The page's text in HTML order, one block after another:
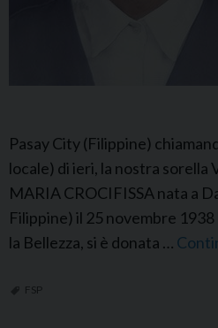
Pasay City (Filippine)
locale) di ieri, la nostra sorella
MARIA CROCIFISSA nata a
Filippine) il 25 novembre
la Bellezza, si è donata …
FSP